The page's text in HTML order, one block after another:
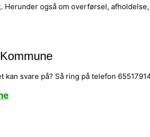
. Herunder også om overførsel,
svare på? Så ring på telefon